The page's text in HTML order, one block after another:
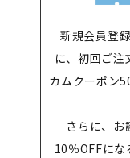
新規会員登
に、初回ご
カムクーポン
さらに、お
10％OFFにな